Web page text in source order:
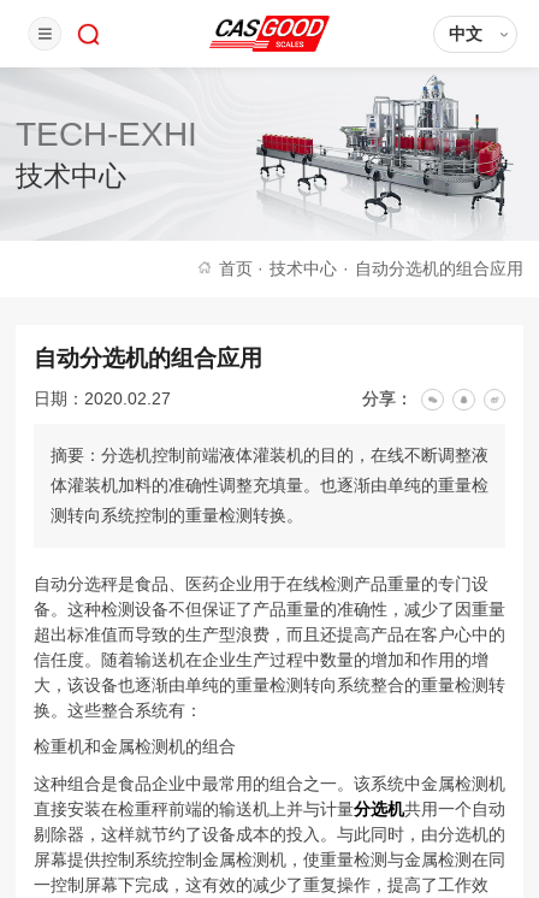
中文
TECH-EXHI
技术中心
首页 · 技术中心 · 自动分选机的组合应用
自动分选机的组合应用
日期：2020.02.27 分享：
摘要：分选机控制前端液体灌装机的目的，在线不断调整液
体灌装机加料的准确性调整充填量。也逐渐由单纯的重量检
测转向系统控制的重量检测转换。
自动分选秤是食品、医药企业用于在线检测产品重量的专门设
备。这种检测设备不但保证了产品重量的准确性，减少了因重量
超出标准值而导致的生产型浪费，而且还提高产品在客户心中的
信任度。随着输送机在企业生产过程中数量的增加和作用的增
大，该设备也逐渐由单纯的重量检测转向系统整合的重量检测转
换。这些整合系统有：
检重机和金属检测机的组合
这种组合是食品企业中最常用的组合之一。该系统中金属检测机
直接安装在检重秤前端的输送机上并与计量分选机共用一个自动
剔除器，这样就节约了设备成本的投入。与此同时，由分选机的
屏幕提供控制系统控制金属检测机，使重量检测与金属检测在同
一控制屏幕下完成，这有效的减少了重复操作，提高了工作效